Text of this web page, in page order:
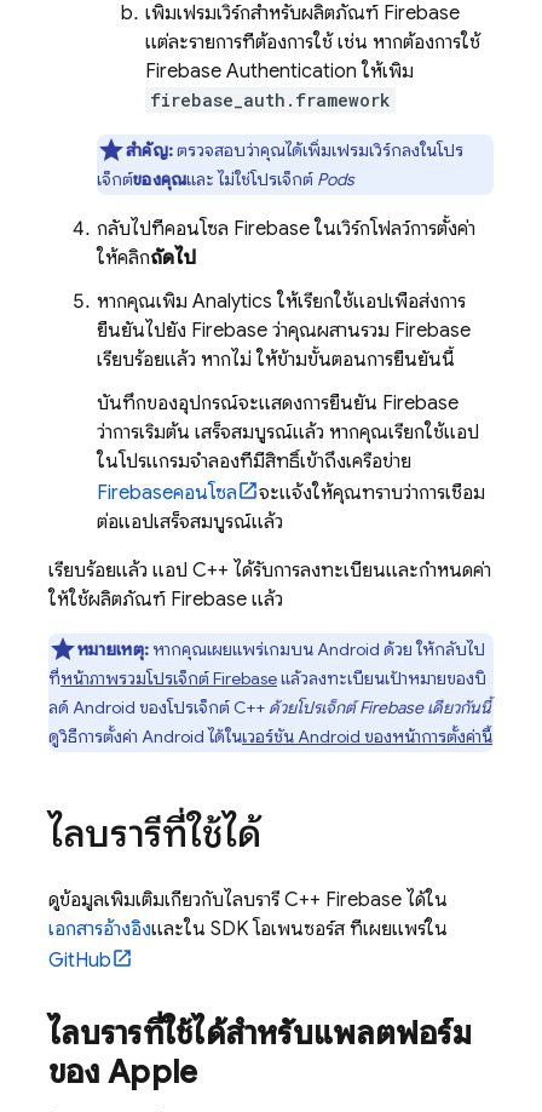
เพิ่มเฟรมเวิร์กสําหรับผลิตภัณฑ์ Firebase
แต่ละรายการที่ต้องการใช้ เช่น หากต้องการใช้
Firebase Authentication ให้เพิ่ม
firebase_auth.framework
สำคัญ:ตรวจสอบว่าคุณได้เพิ่มเฟรมเวิร์กลงในโปร
เจ็กต์ของคุณและ ไม่ใช่โปรเจ็กต์ Pods
กลับไปที่คอนโซล Firebase ในเวิร์กโฟลว์การตั้งค่า
ให้คลิกถัดไป
หากคุณเพิ่ม Analytics ให้เรียกใช้แอปเพื่อส่งการ
ยืนยันไปยัง Firebase ว่าคุณผสานรวม Firebase
เรียบร้อยแล้ว หากไม่ ให้ข้ามขั้นตอนการยืนยันนี้
บันทึกของอุปกรณ์จะแสดงการยืนยัน Firebase
ว่าการเริ่มต้น เสร็จสมบูรณ์แล้ว หากคุณเรียกใช้แอป
ในโปรแกรมจำลองที่มีสิทธิ์เข้าถึงเครือข่าย
Firebaseคอนโซล
จะแจ้งให้คุณทราบว่าการเชื่อม
ต่อแอปเสร็จสมบูรณ์แล้ว
เรียบร้อยแล้ว แอป C++ ได้รับการลงทะเบียนและกำหนดค่า
ให้ใช้ผลิตภัณฑ์ Firebase แล้ว
หมายเหตุ: หากคุณเผยแพร่เกมบน Android ด้วย ให้กลับไป
ที่หน้าภาพรวมโปรเจ็กต์ Firebaseแล้วลงทะเบียนเป้าหมายของบิ
ลด์ Android ของโปรเจ็กต์ C++ ด้วยโปรเจ็กต์ Firebase เดียวกันนี้
ดูวิธีการตั้งค่า Android ได้ในเวอร์ชัน Android ของหน้าการตั้งค่านี้
ไลบรารีที่ใช้ได้
ดูข้อมูลเพิ่มเติมเกี่ยวกับไลบรารี C++ Firebase ได้ใน
เอกสารอ้างอิงและใน SDK โอเพนซอร์ส ที่เผยแพร่ใน
GitHub
ไลบรารีที่ใช้ได้สำหรับแพลตฟอร์ม
ของ Apple